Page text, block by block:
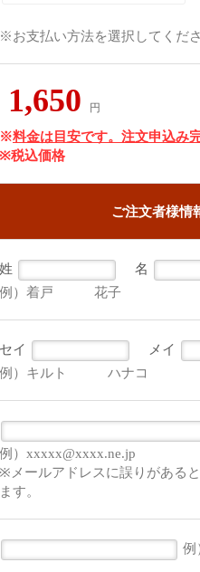
※お支払い方法を選択してくださ
1,650 円
※料金は目安です。注文申込み
※税込価格
ご注文者様情
姓
名
例）着戸 花子
セイ
メイ
例）キルト ハナコ
例）xxxxx@xxxx.ne.jp
※メールアドレスに誤りがある
ます。
例